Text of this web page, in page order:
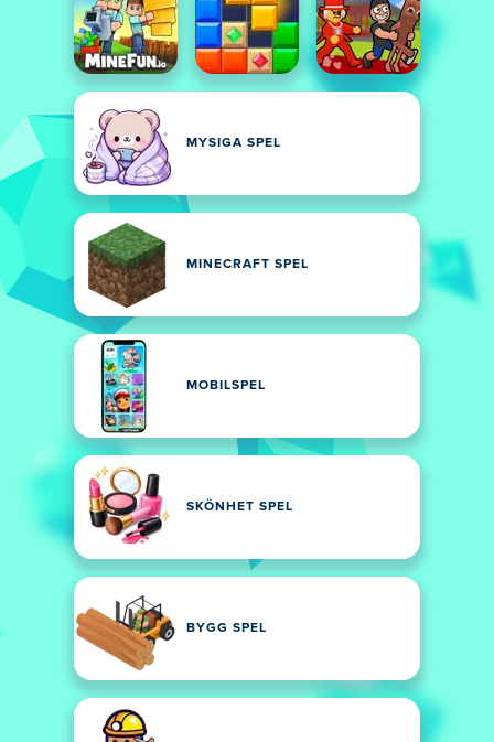
MYSIGA SPEL
MINECRAFT SPEL
MOBILSPEL
SKÖNHET SPEL
BYGG SPEL